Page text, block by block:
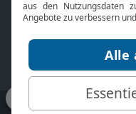
Jobs
Mediadaten
bibeltv.de: